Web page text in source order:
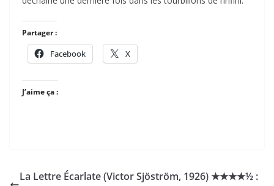
Partager :
Facebook X
J’aime ça :
La Lettre Écarlate (Victor Sjöström, 1926) ★★★★½ :